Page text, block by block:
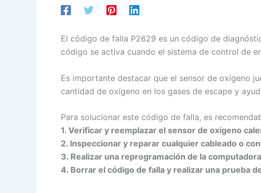
El código de falla P2629 es un código de
código se activa cuando el sistema de control de
Es importante destacar que el sensor de oxígeno
cantidad de oxígeno en los gases de escape y
Para solucionar este código de falla, es
1. Verificar y reemplazar el sensor de oxígeno
2. Inspeccionar y reparar cualquier cableado o
3. Realizar una reprogramación de la
4. Borrar el código de falla y realizar una prueba